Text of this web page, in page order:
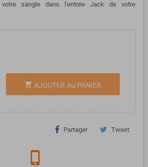
sangle dans l'entrée Jack de votre
shopping_cart AJOUTER AU PANIER
Partager Tweet
phone_iphone